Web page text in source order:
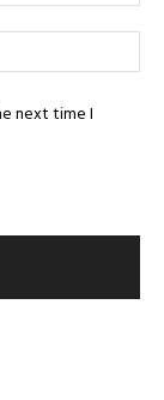
next time I